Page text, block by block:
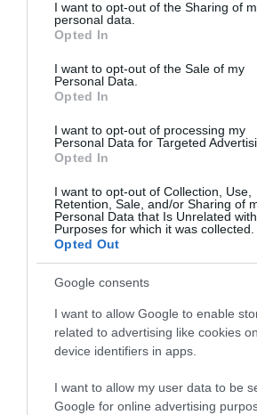
not limited to your visit or usage
grant or deny consent to Google and its
use your data for below specified
consent section.
I want to opt-out of the Sharing of
personal data.
Opted In
I want to opt-out of the Sale of my
Personal Data.
Opted In
I want to opt-out of processing my
Personal Data for Targeted
Opted In
I want to opt-out of Collection, Use,
Retention, Sale, and/or Sharing of
Personal Data that Is Unrelated
Purposes for which it was collected.
Opted Out
Google consents
I want to allow Google to enable
related to advertising like cookies
device identifiers in apps.
I want to allow my user data to be
Google for online advertising
«Πάμε για δεύτερες, άλλες εκλογές
δεδομένα, με άλλο σύστημα και
του ΣΥΡΙΖΑ»
29.05.2023 | 19:06
Β.Ρέστης: «Δεν έχω καμία
χρηματοδότηση του κόμματος